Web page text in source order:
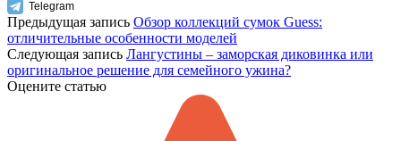
Telegram
Предыдущая запись Обзор коллекций сумок Guess:
отличительные особенности моделей
Следующая запись Лангустины – заморская диковинка или
оригинальное решение для семейного ужина?
Оцените статью